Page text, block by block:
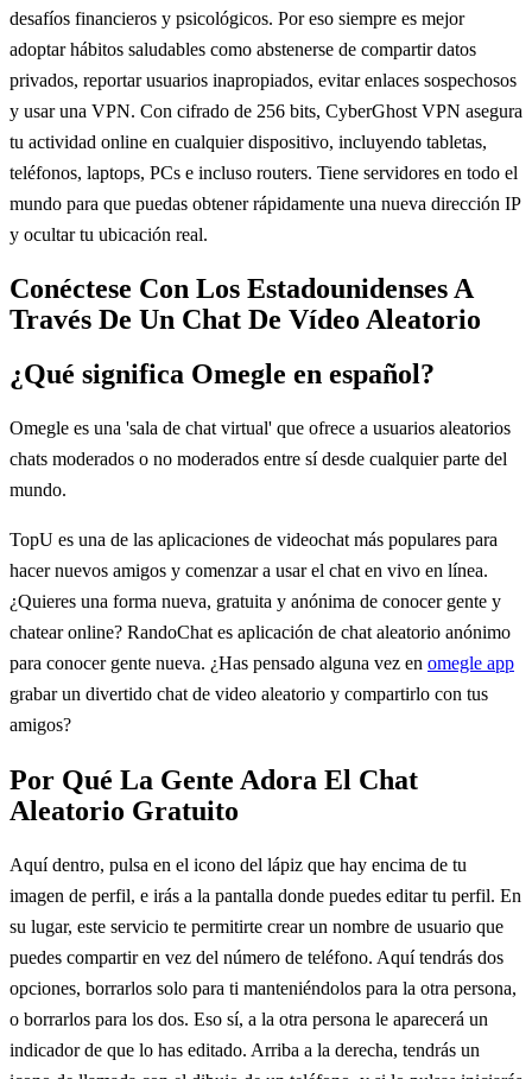
desafíos financieros y psicológicos. Por eso siempre es mejor
adoptar hábitos saludables como abstenerse de compartir datos
privados, reportar usuarios inapropiados, evitar enlaces sospechosos
y usar una VPN. Con cifrado de 256 bits, CyberGhost VPN asegura
tu actividad online en cualquier dispositivo, incluyendo tabletas,
teléfonos, laptops, PCs e incluso routers. Tiene servidores en todo el
mundo para que puedas obtener rápidamente una nueva dirección IP
y ocultar tu ubicación real.
Conéctese Con Los Estadounidenses A
Través De Un Chat De Vídeo Aleatorio
¿Qué significa Omegle en español?
Omegle es una 'sala de chat virtual' que ofrece a usuarios aleatorios
chats moderados o no moderados entre sí desde cualquier parte del
mundo.
TopU es una de las aplicaciones de videochat más populares para
hacer nuevos amigos y comenzar a usar el chat en vivo en línea.
¿Quieres una forma nueva, gratuita y anónima de conocer gente y
chatear online? RandoChat es aplicación de chat aleatorio anónimo
para conocer gente nueva. ¿Has pensado alguna vez en omegle app
grabar un divertido chat de video aleatorio y compartirlo con tus
amigos?
Por Qué La Gente Adora El Chat
Aleatorio Gratuito
Aquí dentro, pulsa en el icono del lápiz que hay encima de tu
imagen de perfil, e irás a la pantalla donde puedes editar tu perfil. En
su lugar, este servicio te permitirte crear un nombre de usuario que
puedes compartir en vez del número de teléfono. Aquí tendrás dos
opciones, borrarlos solo para ti manteniéndolos para la otra persona,
o borrarlos para los dos. Eso sí, a la otra persona le aparecerá un
indicador de que lo has editado. Arriba a la derecha, tendrás un